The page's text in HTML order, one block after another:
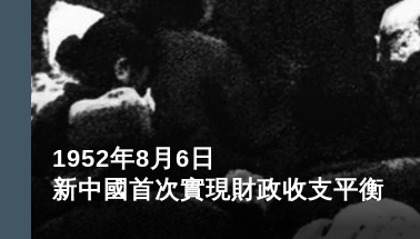
1952年8月6日
新中國首次實現財政收支平衡